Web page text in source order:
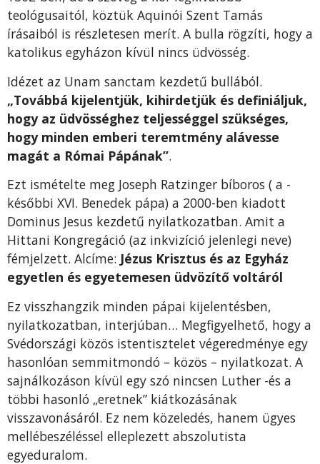
teológusaitól, köztük Aquinói Szent Tamás
írásaiból is részletesen merít. A bulla rögzíti, hogy a
katolikus egyházon kívül nincs üdvösség.
Idézet az Unam sanctam kezdetű bullából.
„Továbbá kijelentjük, kihirdetjük és definiáljuk,
hogy az üdvösséghez teljességgel szükséges,
hogy minden emberi teremtmény alávesse
magát a Római Pápának”.
Ezt ismételte meg Joseph Ratzinger bíboros ( a -
későbbi XVI. Benedek pápa) a 2000-ben kiadott
Dominus Jesus kezdetű nyilatkozatban. Amit a
Hittani Kongregáció (az inkvizíció jelenlegi neve)
fémjelzett. Alcíme: Jézus Krisztus és az Egyház
egyetlen és egyetemesen üdvözítő voltáról
Ez visszhangzik minden pápai kijelentésben,
nyilatkozatban, interjúban… Megfigyelhető, hogy a
Svédországi közös istentisztelet végeredménye egy
hasonlóan semmitmondó – közös – nyilatkozat. A
sajnálkozáson kívül egy szó nincsen Luther -és a
többi hasonló „eretnek” kiátkozásának
visszavonásáról. Ez nem közeledés, hanem ügyes
mellébeszéléssel elleplezett abszolutista
egyeduralom.